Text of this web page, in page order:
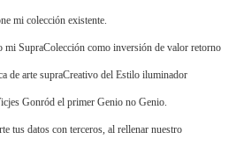
mi colección existente.
mi SupraColección como inversión de valor retorno
de arte supraCreativo del Estilo iluminador
Gonród el primer Genio no Genio.
tus datos con terceros, al rellenar nuestro